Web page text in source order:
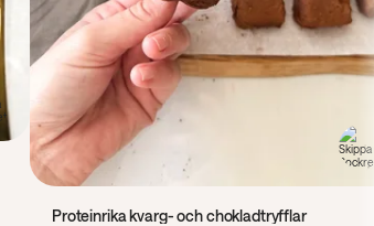
Proteinrika kvarg- och chokladtryfflar